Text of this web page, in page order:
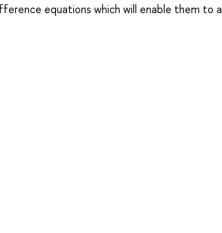
equations which will enable them to